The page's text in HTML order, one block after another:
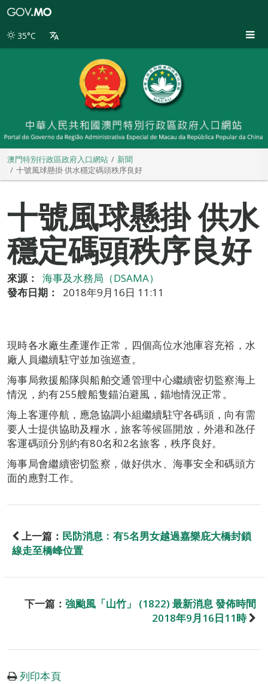
別
35°C
澳門特別行政區政府入口網站
新聞
十號風球懸掛 供水穩定碼頭秩序良好
十號風球懸掛 供水
穩定碼頭秩序良好
來源：
海事及水務局（DSAMA）
發布日期：
2018年9月16日 11:11
現時各水廠生產運作正常，四個高位水池庫容充裕，水
廠人員繼續駐守並加強巡查。
海事局救援船隊與船舶交通管理中心繼續密切監察海上
情況，約有255艘船隻錨泊避風，錨地情況正常。
海上客運停航，應急協調小組繼續駐守各碼頭，向有需
要人士提供協助及糧水，旅客等候區開放，外港和氹仔
客運碼頭分別約有80名和2名旅客，秩序良好。
海事局會繼續密切監察，做好供水、海事安全和碼頭方
面的應對工作。
上一篇： 民防消息﹕有5名男女越過嘉樂庇大橋封鎖
線走至橋峰位置
下一篇： 強颱風「山竹」 (1822) 最新消息 發佈時間
2018年9月16日11時
列印本頁